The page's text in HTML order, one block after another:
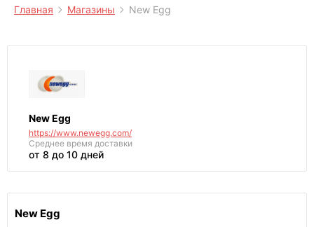
Главная Магазины New Egg
New Egg
https://www.newegg.com/
Среднее время доставки
от 8 до 10 дней
New Egg